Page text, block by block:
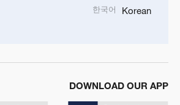
Korean
한국어
DOWNLOAD OUR APP